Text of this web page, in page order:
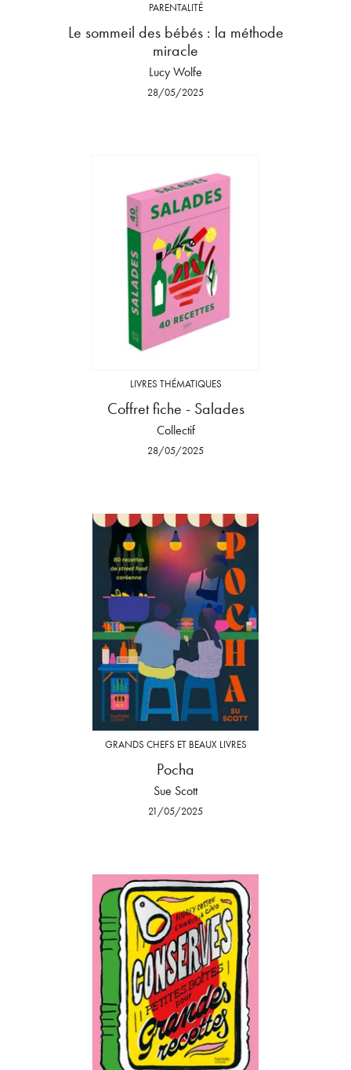
PARENTALITÉ
Le sommeil des bébés : la méthode
miracle
Lucy Wolfe
28/05/2025
LIVRES THÉMATIQUES
Coffret fiche - Salades
Collectif
28/05/2025
GRANDS CHEFS ET BEAUX LIVRES
Pocha
Sue Scott
21/05/2025